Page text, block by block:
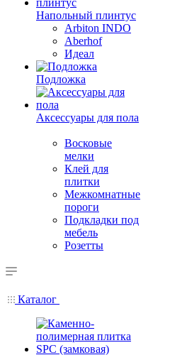
Напольный плинтус
Arbiton INDO
Aberhof
Идеал
Подложка
Аксессуары для пола
Восковые
мелки
Клей для
плитки
Межкомнатные
пороги
Подкладки под
мебель
Розетты
Каталог